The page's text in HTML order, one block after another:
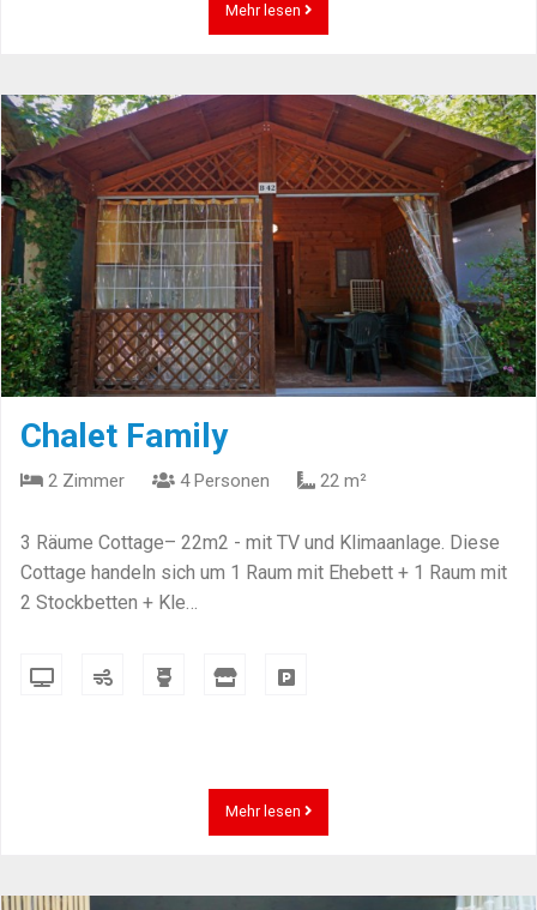
Mehr lesen
Chalet Family
2 Zimmer 4 Personen 22 m²
3 Räume Cottage– 22m2 - mit TV und Klimaanlage. Diese
Cottage handeln sich um 1 Raum mit Ehebett + 1 Raum mit
2 Stockbetten + Kle…
Mehr lesen